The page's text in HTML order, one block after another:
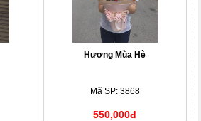
Hương Mùa Hè
Mã SP: 3868
550,000đ